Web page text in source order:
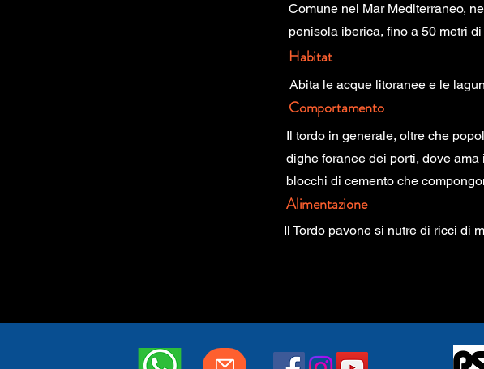
Comune nel Mar Mediterraneo,
penisola iberica, fino a 50 metri
Habitat
Abita le acque litoranee e le
Comportamento
Il tordo in generale, oltre che
dighe foranee dei porti, dove
blocchi di cemento che
Alimentazione
Il Tordo pavone si nutre di ricci di